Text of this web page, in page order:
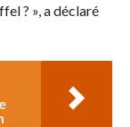
? », a déclaré